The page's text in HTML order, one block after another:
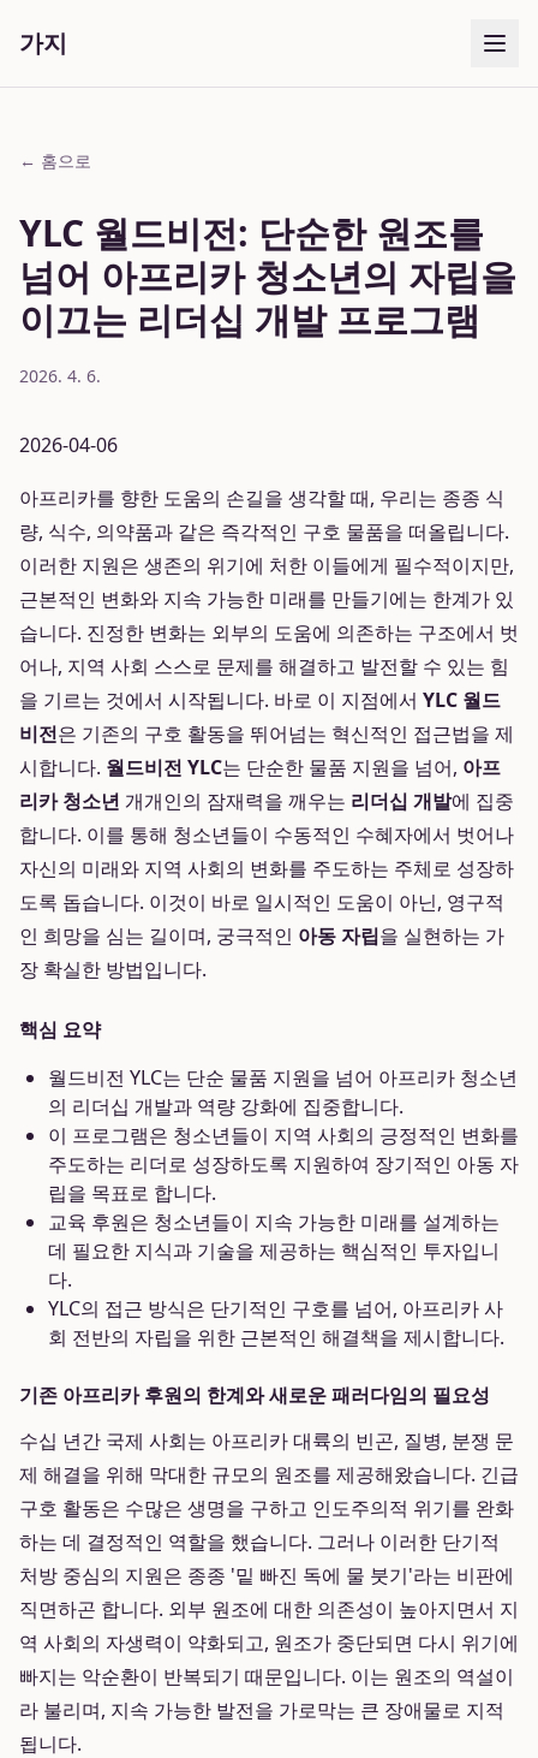
가지
← 홈으로
YLC 월드비전: 단순한 원조를
넘어 아프리카 청소년의 자립을
이끄는 리더십 개발 프로그램
2026. 4. 6.
2026-04-06
아프리카를 향한 도움의 손길을 생각할 때, 우리는 종종 식
량, 식수, 의약품과 같은 즉각적인 구호 물품을 떠올립니다.
이러한 지원은 생존의 위기에 처한 이들에게 필수적이지만,
근본적인 변화와 지속 가능한 미래를 만들기에는 한계가 있
습니다. 진정한 변화는 외부의 도움에 의존하는 구조에서 벗
어나, 지역 사회 스스로 문제를 해결하고 발전할 수 있는 힘
을 기르는 것에서 시작됩니다. 바로 이 지점에서 YLC 월드
비전은 기존의 구호 활동을 뛰어넘는 혁신적인 접근법을 제
시합니다. 월드비전 YLC는 단순한 물품 지원을 넘어, 아프
리카 청소년 개개인의 잠재력을 깨우는 리더십 개발에 집중
합니다. 이를 통해 청소년들이 수동적인 수혜자에서 벗어나
자신의 미래와 지역 사회의 변화를 주도하는 주체로 성장하
도록 돕습니다. 이것이 바로 일시적인 도움이 아닌, 영구적
인 희망을 심는 길이며, 궁극적인 아동 자립을 실현하는 가
장 확실한 방법입니다.
핵심 요약
월드비전 YLC는 단순 물품 지원을 넘어 아프리카 청소년
의 리더십 개발과 역량 강화에 집중합니다.
이 프로그램은 청소년들이 지역 사회의 긍정적인 변화를
주도하는 리더로 성장하도록 지원하여 장기적인 아동 자
립을 목표로 합니다.
교육 후원은 청소년들이 지속 가능한 미래를 설계하는
데 필요한 지식과 기술을 제공하는 핵심적인 투자입니
다.
YLC의 접근 방식은 단기적인 구호를 넘어, 아프리카 사
회 전반의 자립을 위한 근본적인 해결책을 제시합니다.
기존 아프리카 후원의 한계와 새로운 패러다임의 필요성
수십 년간 국제 사회는 아프리카 대륙의 빈곤, 질병, 분쟁 문
제 해결을 위해 막대한 규모의 원조를 제공해왔습니다. 긴급
구호 활동은 수많은 생명을 구하고 인도주의적 위기를 완화
하는 데 결정적인 역할을 했습니다. 그러나 이러한 단기적
처방 중심의 지원은 종종 '밑 빠진 독에 물 붓기'라는 비판에
직면하곤 합니다. 외부 원조에 대한 의존성이 높아지면서 지
역 사회의 자생력이 약화되고, 원조가 중단되면 다시 위기에
빠지는 악순환이 반복되기 때문입니다. 이는 원조의 역설이
라 불리며, 지속 가능한 발전을 가로막는 큰 장애물로 지적
됩니다.